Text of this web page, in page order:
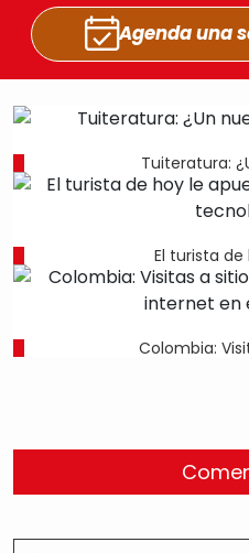
Agenda una
Tuiteratura:
El turista
Colombia: